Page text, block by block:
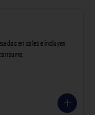
en soles e incluyen